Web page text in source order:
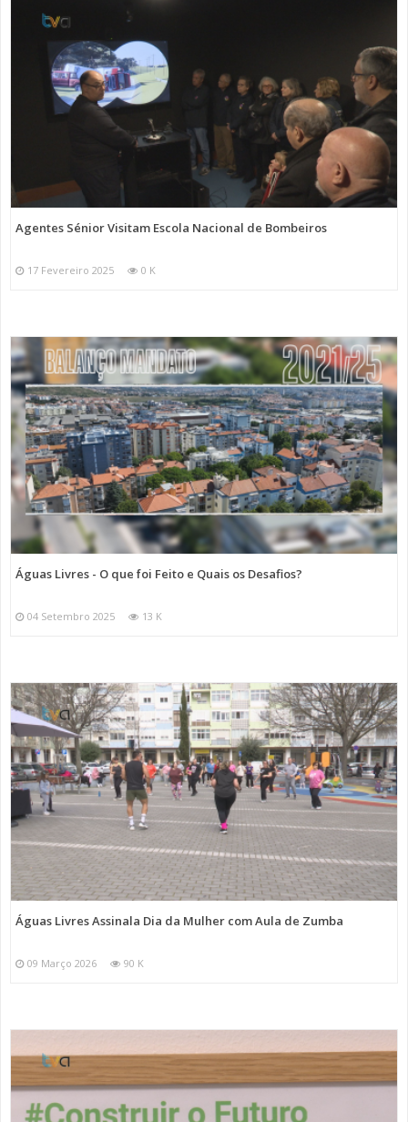
Agentes Sénior Visitam Escola Nacional de Bombeiros
17 Fevereiro 2025 0 K
Águas Livres - O que foi Feito e Quais os Desafios?
04 Setembro 2025 13 K
Águas Livres Assinala Dia da Mulher com Aula de Zumba
09 Março 2026 90 K